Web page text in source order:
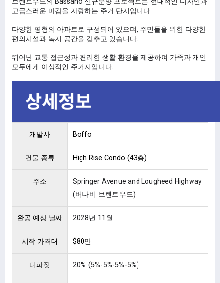
브렌트우드의 Bassano 신규분양 프로젝트는 현대적인 디자인과
고급스러운 마감을 자랑하는 주거 단지입니다.
다양한 평형의 아파트로 구성되어 있으며, 주민들을 위한 다양한
편의시설과 녹지 공간을 갖추고 있습니다.
뛰어난 교통 접근성과 편리한 생활 환경을 제공하여 가족과 개인
모두에게 이상적인 주거지입니다.
개발사 Boffo
건물 종류 High Rise Condo (43층)
주소 Springer Avenue and Lougheed Highway
(버나비 브렌트우드)
완공 예상 날짜 2028년 11월
시작 가격대 $80만
디파짓 20% (5%-5%-5%-5%)